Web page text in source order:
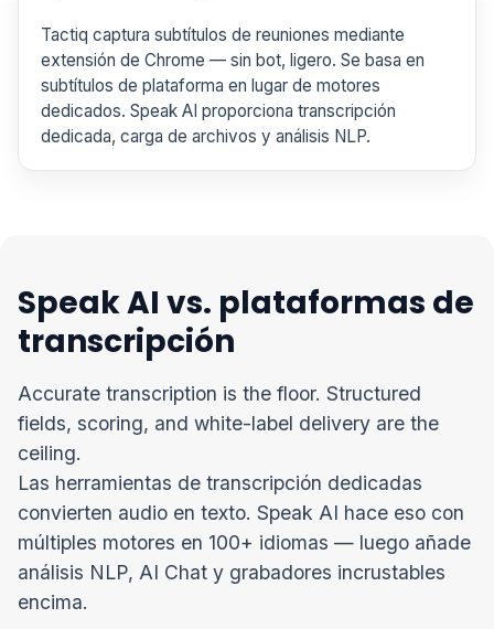
Tactiq captura subtítulos de reuniones mediante
extensión de Chrome — sin bot, ligero. Se basa en
subtítulos de plataforma en lugar de motores
dedicados. Speak AI proporciona transcripción
dedicada, carga de archivos y análisis NLP.
Speak AI vs. plataformas de
transcripción
Accurate transcription is the floor. Structured
fields, scoring, and white-label delivery are the
ceiling.
Las herramientas de transcripción dedicadas
convierten audio en texto. Speak AI hace eso con
múltiples motores en 100+ idiomas — luego añade
análisis NLP, AI Chat y grabadores incrustables
encima.